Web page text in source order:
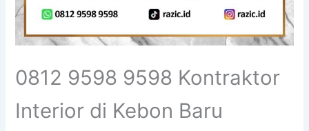
0812 9598 9598 Kontraktor
Interior di Kebon Baru